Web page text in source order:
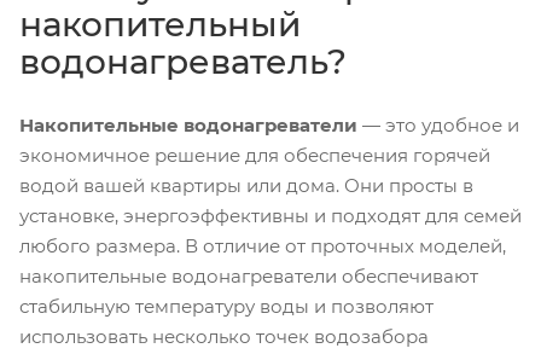
накопительный
водонагреватель?
Накопительные водонагреватели — это удобное и
экономичное решение для обеспечения горячей
водой вашей квартиры или дома. Они просты в
установке, энергоэффективны и подходят для семей
любого размера. В отличие от проточных моделей,
накопительные водонагреватели обеспечивают
стабильную температуру воды и позволяют
использовать несколько точек водозабора